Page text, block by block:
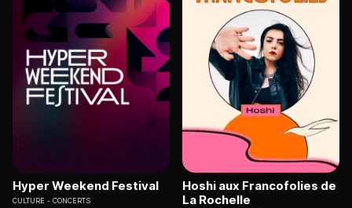
Hyper Weekend Festival
CULTURE CONCERTS
Hoshi aux Francofolies de
La Rochelle